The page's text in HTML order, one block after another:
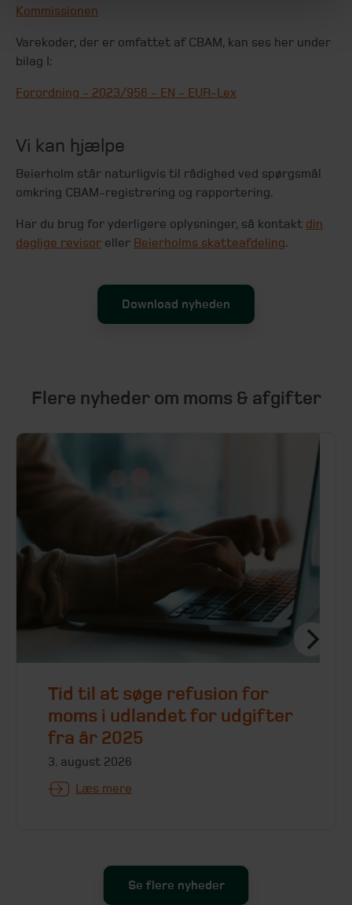
Kommissionen
Varekoder, der er omfattet af CBAM, kan ses her under
bilag I:
Forordning - 2023/956 - EN - EUR-Lex
Vi kan hjælpe
Beierholm står naturligvis til rådighed ved spørgsmål
omkring CBAM-registrering og rapportering.
Har du brug for yderligere oplysninger, så kontakt din
daglige revisor eller Beierholms skatteafdeling.
Download nyheden
Flere nyheder om moms & afgifter
Tid til at søge refusion for
moms i udlandet for udgifter
fra år 2025
3. august 2026
Læs mere
Se flere nyheder